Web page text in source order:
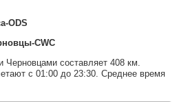
ODS
CWC
составляет 408 км.
с 01:00 до 23:30. Среднее время